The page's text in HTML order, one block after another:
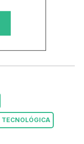
TECNOLÓGICA